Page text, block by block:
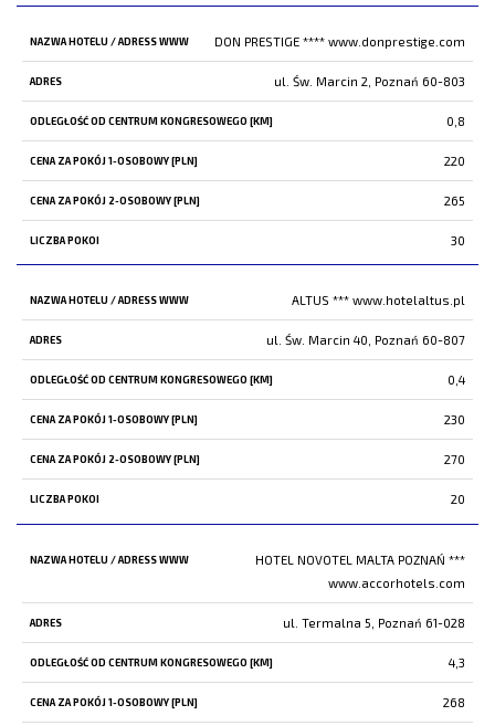
DON PRESTIGE ****www.donprestige.com
ul. Św. Marcin 2, Poznań 60-803
0,8
220
265
30
ALTUS ***www.hotelaltus.pl
ul. Św. Marcin 40, Poznań 60-807
0,4
230
270
20
HOTEL NOVOTEL MALTA POZNAŃ ***
www.accorhotels.com
ul. Termalna 5, Poznań 61-028
4,3
268